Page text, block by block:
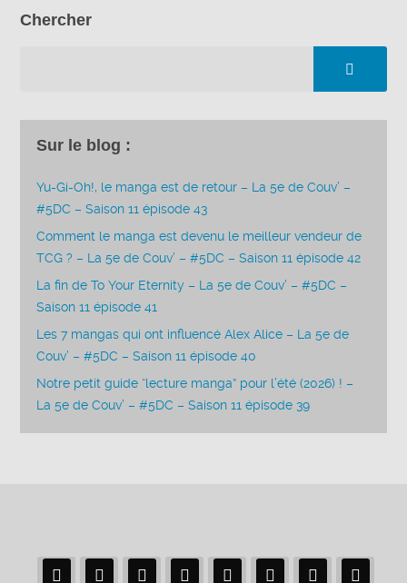
Chercher
Sur le blog :
Yu-Gi-Oh!, le manga est de retour – La 5e de Couv’ –
#5DC – Saison 11 épisode 43
Comment le manga est devenu le meilleur vendeur de
TCG ? – La 5e de Couv’ – #5DC – Saison 11 épisode 42
La fin de To Your Eternity – La 5e de Couv’ – #5DC –
Saison 11 épisode 41
Les 7 mangas qui ont influencé Alex Alice – La 5e de
Couv’ – #5DC – Saison 11 épisode 40
Notre petit guide “lecture manga” pour l’été (2026) ! –
La 5e de Couv’ – #5DC – Saison 11 épisode 39